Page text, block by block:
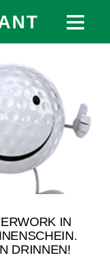
IN
DRINNEN!